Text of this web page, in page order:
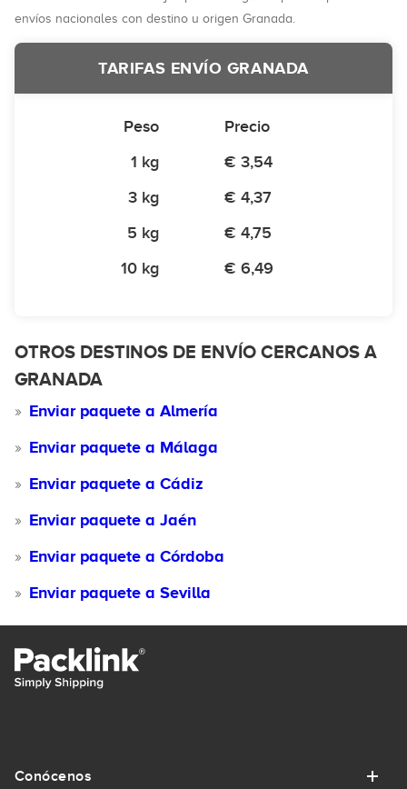
envíos nacionales con destino u origen Granada.
TARIFAS ENVÍO GRANADA
Peso
Precio
1 kg
€ 3,54
3 kg
€ 4,37
5 kg
€ 4,75
10 kg
€ 6,49
OTROS DESTINOS DE ENVÍO CERCANOS A
GRANADA
Enviar paquete a Almería
Enviar paquete a Málaga
Enviar paquete a Cádiz
Enviar paquete a Jaén
Enviar paquete a Córdoba
Enviar paquete a Sevilla
Conócenos